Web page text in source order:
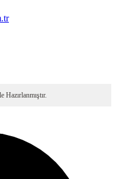
Hazırlanmıştır.